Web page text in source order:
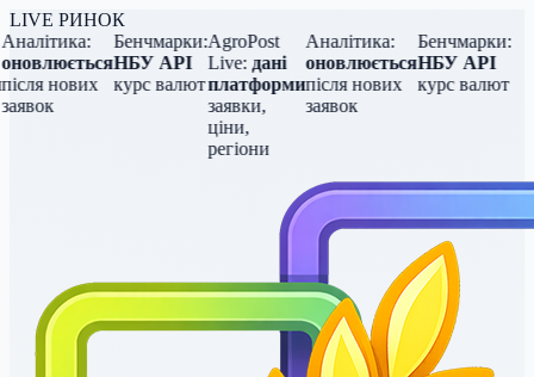
LIVE РИНОК
нових
Бенчмарки:
НБУ API
курс валют
AgroPost
Live: дані
платформи
заявки,
ціни,
регіони
Аналітика:
оновлюється
після нових
заявок
Бенчмарки:
НБУ API
курс валют